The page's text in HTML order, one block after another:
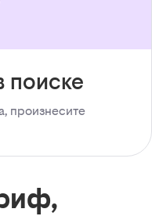
поиске
произнесите